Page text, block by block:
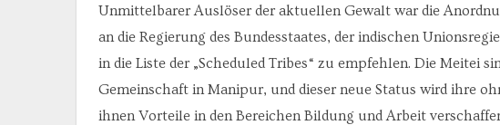
Unmittelbarer Auslöser der aktuellen Gewalt war die
an die Regierung des Bundesstaates, der indischen
in die Liste der „Scheduled Tribes“ zu empfehlen. Die Meitei
Gemeinschaft in Manipur, und dieser neue Status wird ihre
ihnen Vorteile in den Bereichen Bildung und Arbeit